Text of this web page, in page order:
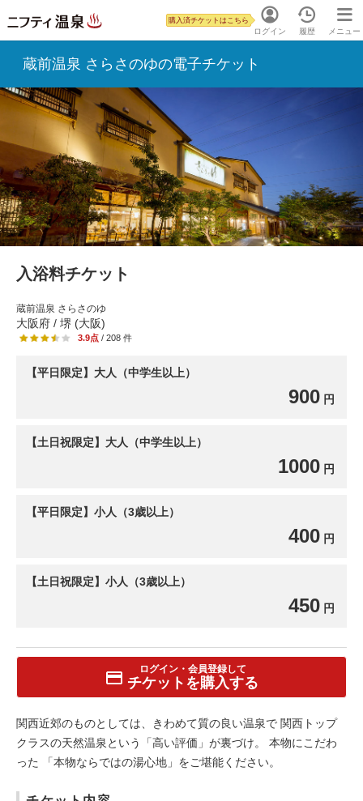
ログイン
購入済チケットはこちら
履歴 メニュー
蔵前温泉 さらさのゆの電子チケット
入浴料チケット
蔵前温泉 さらさのゆ
大阪府 / 堺 (大阪)
3.9点/ 208 件
【平日限定】大人（中学生以上）
900 円
【土日祝限定】大人（中学生以上）
1000 円
【平日限定】小人（3歳以上）
400 円
【土日祝限定】小人（3歳以上）
450 円
ログイン・会員登録して
チケットを購入する
関西近郊のものとしては、きわめて質の良い温泉で 関西トップ
クラスの天然温泉という「高い評価」が裏づけ。 本物にこだわ
った 「本物ならではの湯心地」をご堪能ください。